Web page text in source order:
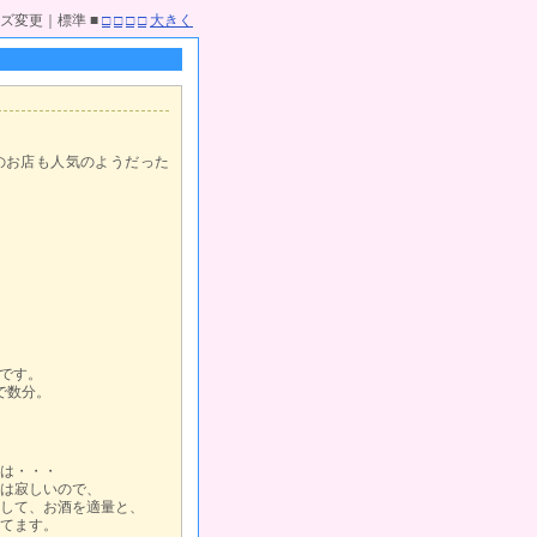
変更｜標準 ■ □ □ □ □ 大きく
お店も人気のようだった
す。
分。
・・・
寂しいので、
て、お酒を適量と、
ます。